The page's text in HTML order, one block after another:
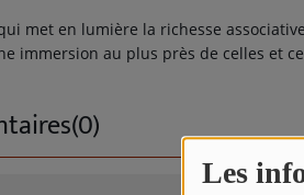
Les
met en lumière la richesse
immersion au plus près de celles et